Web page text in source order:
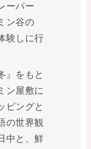
ーパー
ン谷の
験しに行
』をもと
ン屋敷に
ピングと
の世界観
中と、鮮